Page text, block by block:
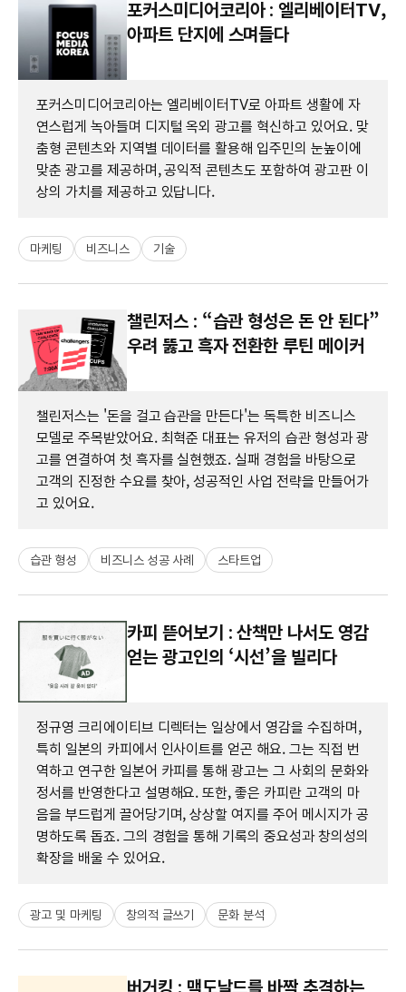
포커스미디어코리아 : 엘리베이터TV,
아파트 단지에 스며들다
포커스미디어코리아는 엘리베이터TV로 아파트 생활에 자
연스럽게 녹아들며 디지털 옥외 광고를 혁신하고 있어요. 맞
춤형 콘텐츠와 지역별 데이터를 활용해 입주민의 눈높이에
맞춘 광고를 제공하며, 공익적 콘텐츠도 포함하여 광고판 이
상의 가치를 제공하고 있답니다.
마케팅 비즈니스 기술
챌린저스 : “습관 형성은 돈 안 된다”
우려 뚫고 흑자 전환한 루틴 메이커
챌린저스는 '돈을 걸고 습관을 만든다'는 독특한 비즈니스
모델로 주목받았어요. 최혁준 대표는 유저의 습관 형성과 광
고를 연결하여 첫 흑자를 실현했죠. 실패 경험을 바탕으로
고객의 진정한 수요를 찾아, 성공적인 사업 전략을 만들어가
고 있어요.
습관 형성 비즈니스 성공 사례 스타트업
카피 뜯어보기 : 산책만 나서도 영감
얻는 광고인의 ‘시선’을 빌리다
정규영 크리에이티브 디렉터는 일상에서 영감을 수집하며,
특히 일본의 카피에서 인사이트를 얻곤 해요. 그는 직접 번
역하고 연구한 일본어 카피를 통해 광고는 그 사회의 문화와
정서를 반영한다고 설명해요. 또한, 좋은 카피란 고객의 마
음을 부드럽게 끌어당기며, 상상할 여지를 주어 메시지가 공
명하도록 돕죠. 그의 경험을 통해 기록의 중요성과 창의성의
확장을 배울 수 있어요.
광고 및 마케팅 창의적 글쓰기 문화 분석
버거킹 : 맥도날드를 바짝 추격하는